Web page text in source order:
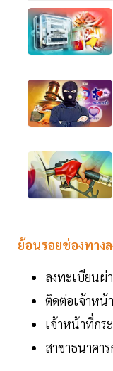
ย้อนรอยช่องทาง
ลงทะเบียนผ่
ติดต่อเจ้าหน้
เจ้าหน้าที่กร
สาขาธนาคาร